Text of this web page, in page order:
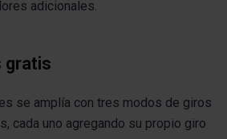
adicionales.
gratis
se amplía con tres modos de giros
cada uno agregando su propio giro